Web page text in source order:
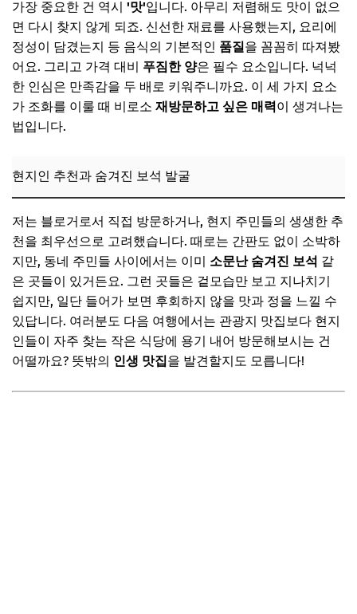
부산: 바다의 맛을 담은, 국밥/밀면 등 현지 특화 맛집
대구: 매콤하고 든든한, 막창/곱창 가성비 맛집
울산/경북: 푸짐한 인심이 느껴지는 밥상 맛집
📌 지금 뜨는 꿀정보! 놓치지 마세요
추가할인 코드 WRVE6
광주/전남: 백반/찌개류 한식 맛집, 어머니의 손맛
제주: 현지 식재료 활용, 착한 가격의 맛집
📌 지금 뜨는 꿀정보! 놓치지 마세요
추가할인 코드 WRVE6
대전/충남: 칼국수/두부두루치기, 구수하고 정겨운 맛
충북: 육개장/올갱이 해장국, 속을 든든하게 채우는 맛
강원: 막국수/옹심이, 시원하고 담백한 별미
가장 중요한 건 역시 '맛'입니다. 아무리 저렴해도 맛이 없으
면 다시 찾지 않게 되죠. 신선한 재료를 사용했는지, 요리에
정성이 담겼는지 등 음식의 기본적인 품질을 꼼꼼히 따져봤
어요. 그리고 가격 대비 푸짐한 양은 필수 요소입니다. 넉넉
한 인심은 만족감을 두 배로 키워주니까요. 이 세 가지 요소
가 조화를 이룰 때 비로소 재방문하고 싶은 매력이 생겨나는
법입니다.
현지인 추천과 숨겨진 보석 발굴
저는 블로거로서 직접 방문하거나, 현지 주민들의 생생한 추
천을 최우선으로 고려했습니다. 때로는 간판도 없이 소박하
지만, 동네 주민들 사이에서는 이미 소문난 숨겨진 보석 같
은 곳들이 있거든요. 그런 곳들은 겉모습만 보고 지나치기
쉽지만, 일단 들어가 보면 후회하지 않을 맛과 정을 느낄 수
있답니다. 여러분도 다음 여행에서는 관광지 맛집보다 현지
인들이 자주 찾는 작은 식당에 용기 내어 방문해보시는 건
어떨까요? 뜻밖의 인생 맛집을 발견할지도 모릅니다!